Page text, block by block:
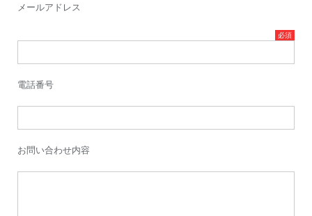
メールアドレス
電話番号
お問い合わせ内容